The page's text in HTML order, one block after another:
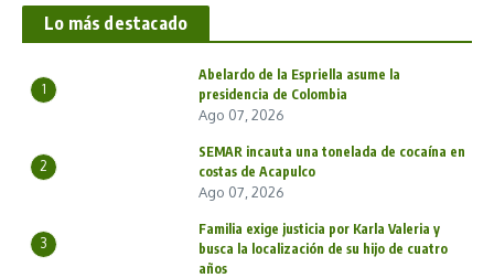
Lo más destacado
1
Abelardo de la Espriella asume la
presidencia de Colombia
Ago 07, 2026
2
SEMAR incauta una tonelada de cocaína en
costas de Acapulco
Ago 07, 2026
3
Familia exige justicia por Karla Valeria y
busca la localización de su hijo de cuatro
años